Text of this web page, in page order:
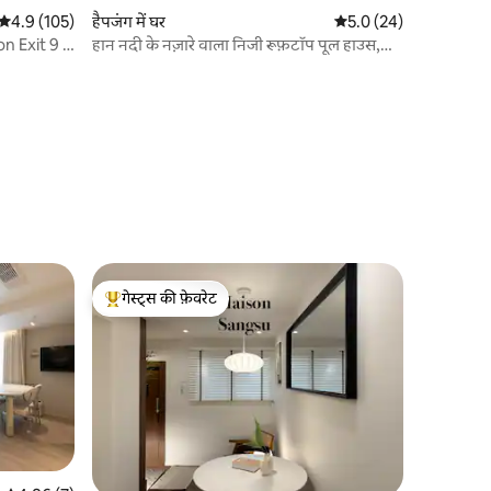
रेटिंग 5 में से 4.9, 105 समीक्षाएँ
4.9 (105)
Exit 9 5
हैपजंग में घर औसत रेटिंग 5 में से 5.0,
5.0 (24)
हान नदी के नज़ारे वाला निजी रूफ़टॉप पूल हाउस,
गेस्ट्स का टॉप फ़ेवरेट
गेस्ट्स की फ़ेवरेट